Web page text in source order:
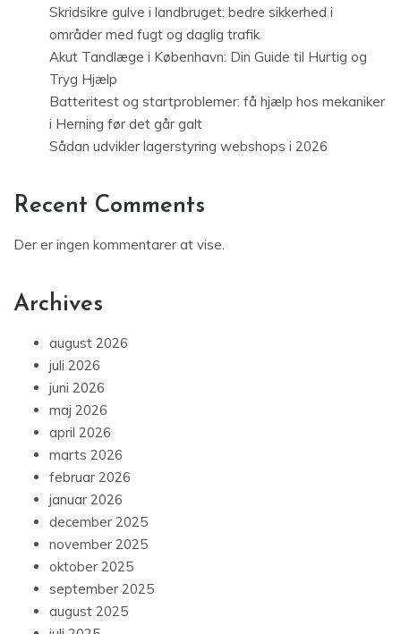
Skridsikre gulve i landbruget: bedre sikkerhed i
områder med fugt og daglig trafik
Akut Tandlæge i København: Din Guide til Hurtig og
Tryg Hjælp
Batteritest og startproblemer: få hjælp hos mekaniker
i Herning før det går galt
Sådan udvikler lagerstyring webshops i 2026
Recent Comments
Der er ingen kommentarer at vise.
Archives
august 2026
juli 2026
juni 2026
maj 2026
april 2026
marts 2026
februar 2026
januar 2026
december 2025
november 2025
oktober 2025
september 2025
august 2025